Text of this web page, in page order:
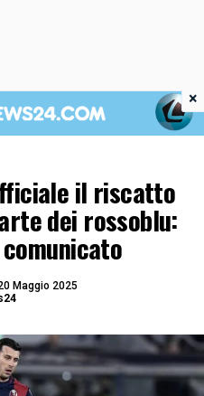
il riscatto
dei rossoblu:
Maggio 2025
×